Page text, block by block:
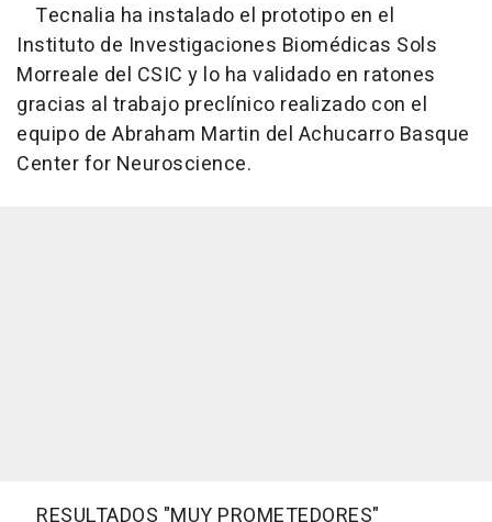
Tecnalia ha instalado el prototipo en el
Instituto de Investigaciones Biomédicas Sols
Morreale del CSIC y lo ha validado en ratones
gracias al trabajo preclínico realizado con el
equipo de Abraham Martin del Achucarro Basque
Center for Neuroscience.